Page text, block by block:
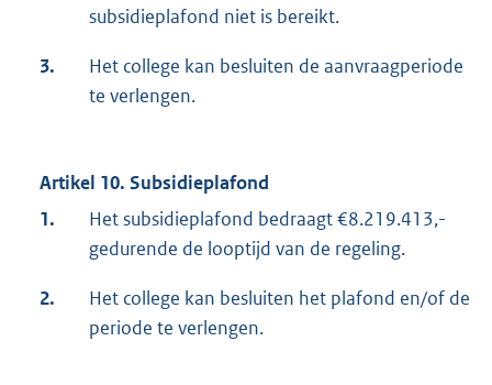
subsidieplafond niet is bereikt.
3.
Het college kan besluiten de aanvraagperiode
te verlengen.
Artikel 10. Subsidieplafond
1.
Het subsidieplafond bedraagt €8.219.413,-
gedurende de looptijd van de regeling.
2.
Het college kan besluiten het plafond en/of de
periode te verlengen.